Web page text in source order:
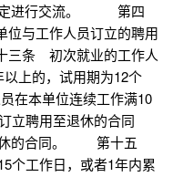
定进行交流。 第四
工作人员订立的聘用
条 初次就业的工作人
上的，试用期为12个
本单位连续工作满10
立聘用至退休的合同
休的合同。 第十五
个工作日，或者1年内累